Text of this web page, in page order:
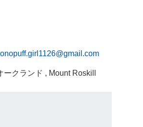
クランド , Mount Roskill